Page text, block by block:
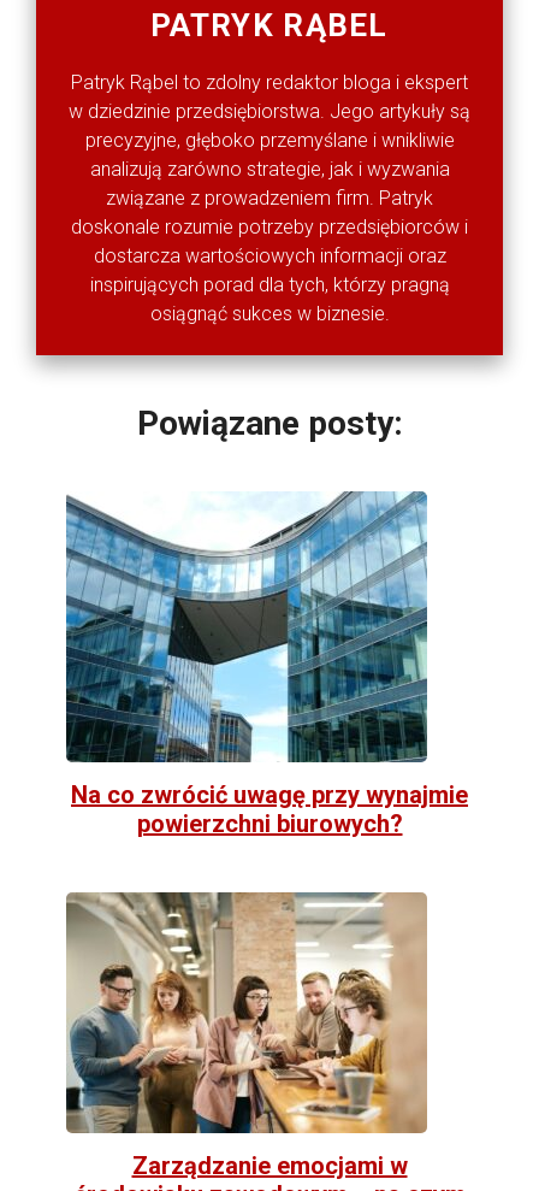
PATRYK RĄBEL
Patryk Rąbel to zdolny redaktor bloga i ekspert
w dziedzinie przedsiębiorstwa. Jego artykuły są
precyzyjne, głęboko przemyślane i wnikliwie
analizują zarówno strategie, jak i wyzwania
związane z prowadzeniem firm. Patryk
doskonale rozumie potrzeby przedsiębiorców i
dostarcza wartościowych informacji oraz
inspirujących porad dla tych, którzy pragną
osiągnąć sukces w biznesie.
Powiązane posty:
Na co zwrócić uwagę przy wynajmie
powierzchni biurowych?
Zarządzanie emocjami w